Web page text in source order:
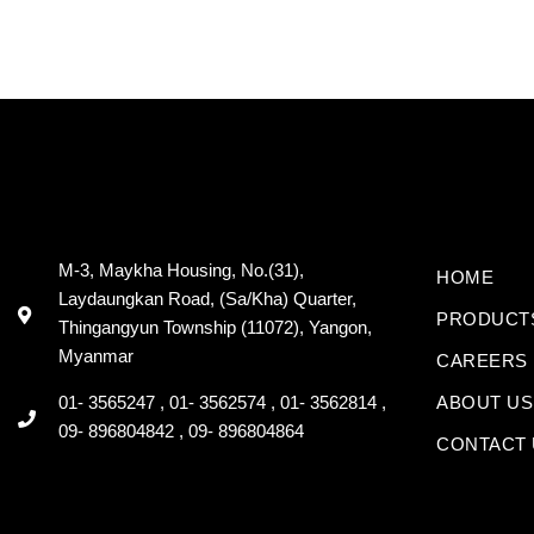
M-3, Maykha Housing, No.(31),
Laydaungkan Road, (Sa/Kha) Quarter,
Thingangyun Township (11072), Yangon,
Myanmar
01- 3565247 , 01- 3562574 , 01- 3562814 ,
09- 896804842 , 09- 896804864
HOME
CAREERS
ABOUT US
CONTACT